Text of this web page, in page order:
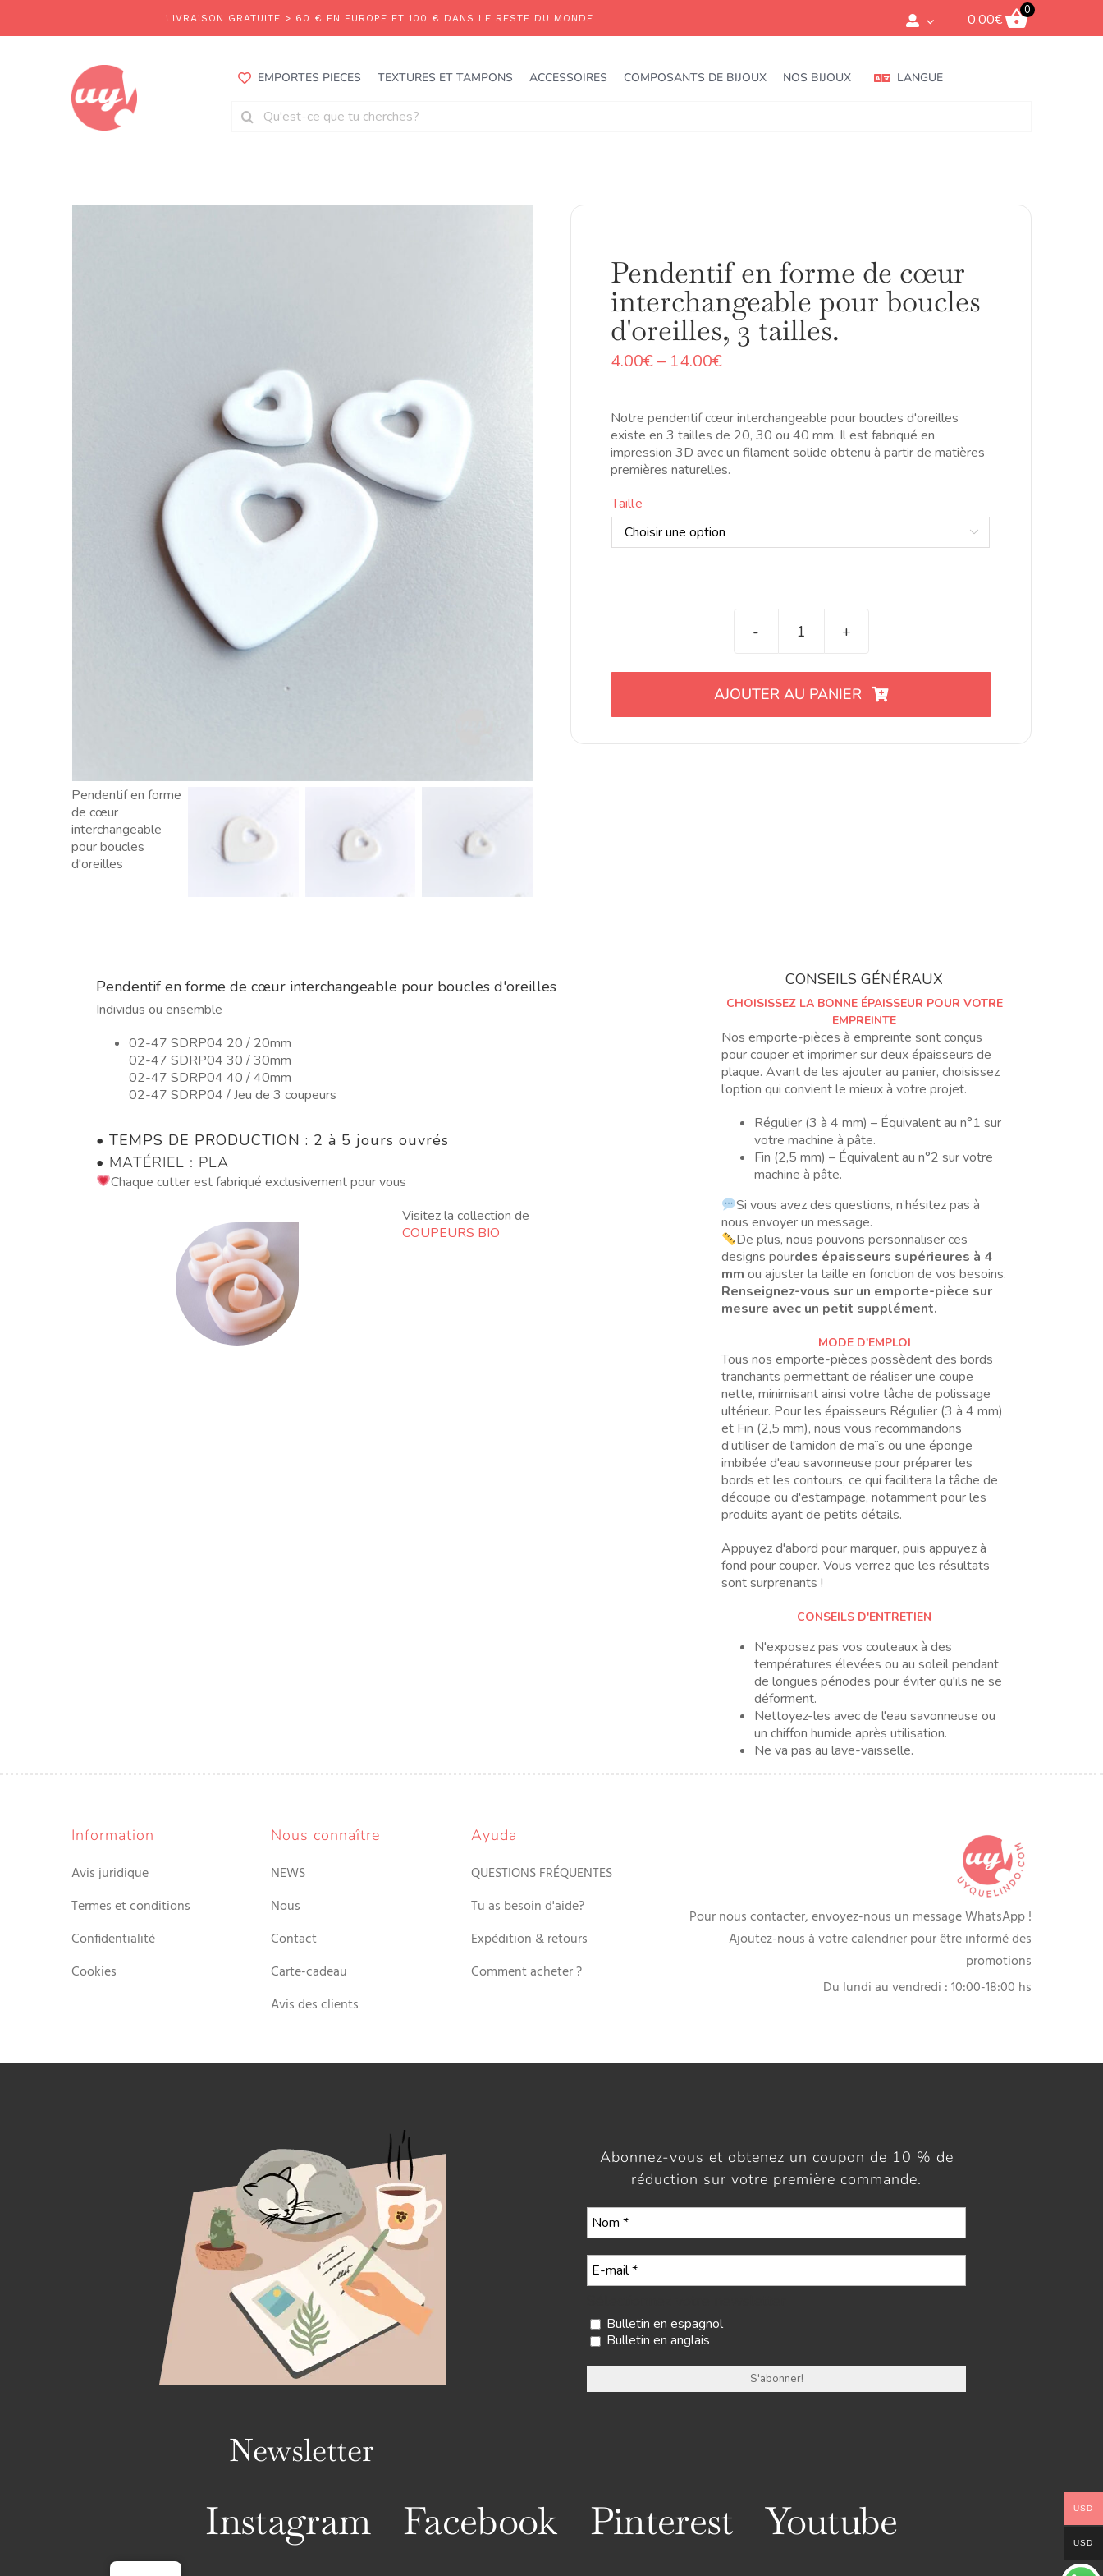
contenu
0.00€
0
EMPORTES PIECES TEXTURES ET TAMPONS ACCESSOIRES COMPOSANTS DE BIJOUX NOS BIJOUX LANGUE
Rechercher:
Pendentif en forme de cœur
interchangeable pour boucles
d'oreilles, 3 tailles.
4.00€– 14.00€Price
through
14.00€
Notre pendentif cœur interchangeable pour boucles d'oreilles
existe en 3 tailles de 20, 30 ou 40 mm. Il est fabriqué en
impression 3D avec un filament solide obtenu à partir de matières
premières naturelles.
Taille

quantité
para
pendiente
AJOUTER AU PANIER
Pendentif en forme de cœur interchangeable pour boucles d'oreilles
Individus ou ensemble
02-47 SDRP04 20 / 20mm
02-47 SDRP04 30 / 30mm
02-47 SDRP04 40 / 40mm
02-47 SDRP04 / Jeu de 3 coupeurs
• TEMPS DE PRODUCTION : 2 à 5 jours ouvrés
• MATÉRIEL : PLA
Chaque cutter est fabriqué exclusivement pour vous
Visitez la collection de
COUPEURS BIO
CONSEILS GÉNÉRAUX
CHOISISSEZ LA BONNE ÉPAISSEUR POUR VOTRE
EMPREINTE
Nos emporte-pièces à empreinte sont conçus
pour couper et imprimer sur deux épaisseurs de
plaque. Avant de les ajouter au panier, choisissez
l’option qui convient le mieux à votre projet.
Régulier (3 à 4 mm) – Équivalent au n°1 sur
votre machine à pâte.
Fin (2,5 mm) – Équivalent au n°2 sur votre
machine à pâte.
Si vous avez des questions, n’hésitez pas à
nous envoyer un message.
De plus, nous pouvons personnaliser ces
designs pourdes épaisseurs supérieures à 4
mm ou ajuster la taille en fonction de vos besoins.
Renseignez-vous sur un emporte-pièce sur
mesure avec un petit supplément.
MODE D'EMPLOI
Tous nos emporte-pièces possèdent des bords
tranchants permettant de réaliser une coupe
nette, minimisant ainsi votre tâche de polissage
ultérieur. Pour les épaisseurs Régulier (3 à 4 mm)
et Fin (2,5 mm), nous vous recommandons
d’utiliser de l'amidon de maïs ou une éponge
imbibée d'eau savonneuse pour préparer les
bords et les contours, ce qui facilitera la tâche de
découpe ou d'estampage, notamment pour les
produits ayant de petits détails.
Appuyez d'abord pour marquer, puis appuyez à
fond pour couper. Vous verrez que les résultats
sont surprenants !
CONSEILS D'ENTRETIEN
N'exposez pas vos couteaux à des
températures élevées ou au soleil pendant
de longues périodes pour éviter qu'ils ne se
déforment.
Nettoyez-les avec de l'eau savonneuse ou
un chiffon humide après utilisation.
Ne va pas au lave-vaisselle.
Information
Avis juridique
Termes et conditions
Confidentialité
Cookies
Nous connaître
NEWS
Nous
Contact
Carte-cadeau
Avis des clients
Ayuda
QUESTIONS FRÉQUENTES
Tu as besoin d'aide?
Expédition & retours
Comment acheter ?
Pour nous contacter, envoyez-nous un message WhatsApp !
Ajoutez-nous à votre calendrier pour être informé des
promotions
Du lundi au vendredi : 10:00-18:00 hs
Newsletter
Abonnez-vous et obtenez un coupon de 10 % de
réduction sur votre première commande.
Bulletin en espagnol
Bulletin en anglais
Instagram Facebook Pinterest Youtube USD
USD